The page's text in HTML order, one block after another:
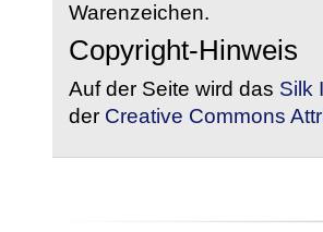
Warenzeichen.
Copyright-Hinweis
Auf der Seite wird das Silk
der Creative Commons